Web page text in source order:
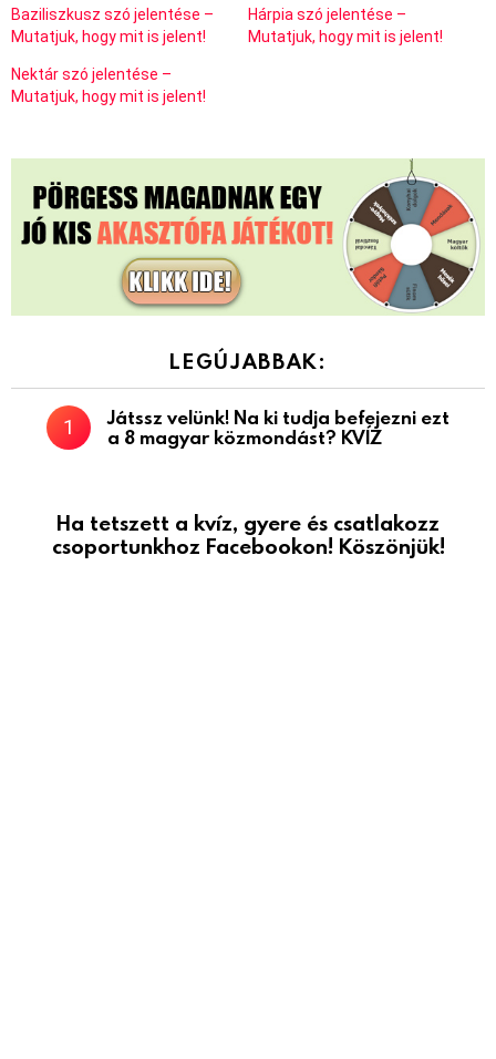
Baziliszkusz szó jelentése –
Mutatjuk, hogy mit is jelent!
Hárpia szó jelentése –
Mutatjuk, hogy mit is jelent!
Nektár szó jelentése –
Mutatjuk, hogy mit is jelent!
LEGÚJABBAK:
Játssz velünk! Na ki tudja befejezni ezt
a 8 magyar közmondást? KVÍZ
Ha tetszett a kvíz, gyere és csatlakozz
csoportunkhoz Facebookon! Köszönjük!